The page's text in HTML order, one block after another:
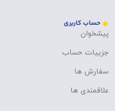
حساب کاربری
پیشخوان
جزییات حساب
سفارش ها
علاقمندی ها